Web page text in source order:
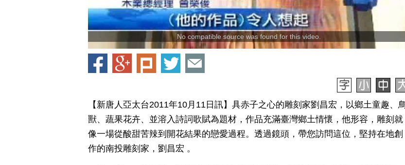
No compatible source was found for this video.
【新唐人亞太台2011年10月11日訊】具赤子之心的雕刻家劉昌宏，以鄉土童趣、
獸、蔬果花卉、並溶入詩詞歌賦為題材，作品充滿臺灣鄉土情懷，他形容，雕刻就
像一場從酸甜苦辣到開花結果的戀愛過程。透過鏡頭，帶您訪問這位，堅持在地創
作的南投雕刻家，劉昌宏 。